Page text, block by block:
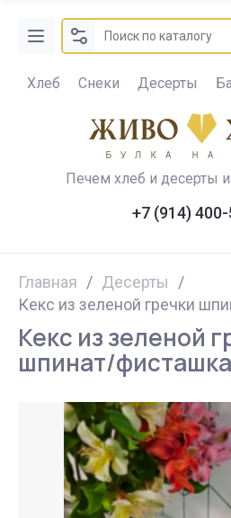
Печем хлеб и десерты
+7 (914)
Хлеб Снеки Десерты
Главная / Десерты
/
Кекс из зеленой гречки
Кекс из зеленой
шпинат/фисташка